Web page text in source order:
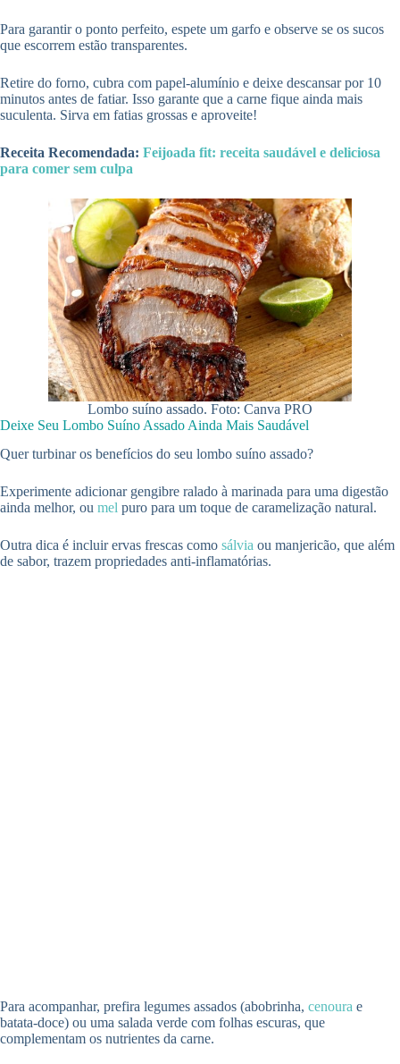
Para garantir o ponto perfeito, espete um garfo e observe se os sucos
que escorrem estão transparentes.
Retire do forno, cubra com papel-alumínio e deixe descansar por 10
minutos antes de fatiar. Isso garante que a carne fique ainda mais
suculenta. Sirva em fatias grossas e aproveite!
Receita Recomendada: Feijoada fit: receita saudável e deliciosa
para comer sem culpa
Lombo suíno assado. Foto: Canva PRO
Deixe Seu Lombo Suíno Assado Ainda Mais Saudável
Quer turbinar os benefícios do seu lombo suíno assado?
Experimente adicionar gengibre ralado à marinada para uma digestão
ainda melhor, ou mel puro para um toque de caramelização natural.
Outra dica é incluir ervas frescas como sálvia ou manjericão, que além
de sabor, trazem propriedades anti-inflamatórias.
Para acompanhar, prefira legumes assados (abobrinha, cenoura e
batata-doce) ou uma salada verde com folhas escuras, que
complementam os nutrientes da carne.